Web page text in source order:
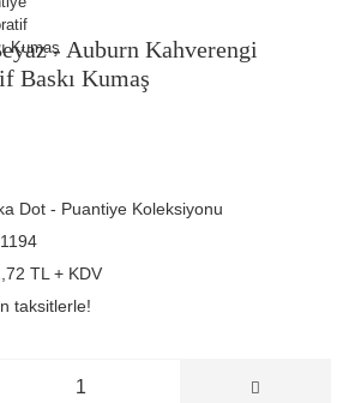
- Auburn Kahverengi
Baskı Kumaş
Dot - Puantiye Koleksiyonu
TL + KDV
taksitlerle!